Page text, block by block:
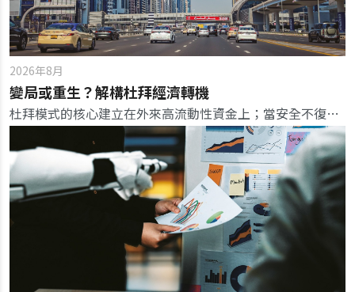
2026年8月
變局或重生？解構杜拜經濟轉機
杜拜模式的核心建立在外來高流動性資金上；當安全不復存在，富豪與資本迅速轉移至其他替代市場，考驗這座沙漠綠洲的韌性。